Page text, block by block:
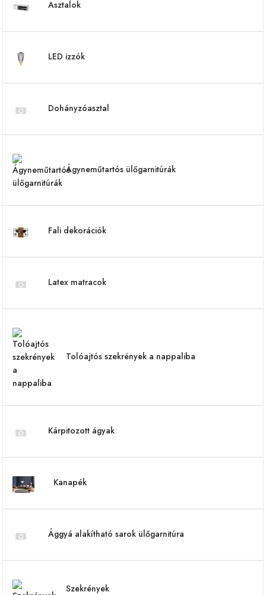
Asztalok
LED izzók
Dohányzóasztal
Ágyneműtartós ülőgarnitúrák
Fali dekorációk
Latex matracok
Tolóajtós szekrények a nappaliba
Kárpitozott ágyak
Kanapék
Ággyá alakítható sarok ülőgarnitúra
Szekrények